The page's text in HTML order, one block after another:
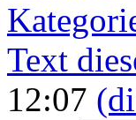
Text
12:07